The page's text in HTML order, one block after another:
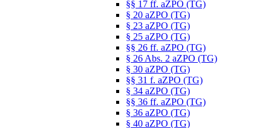
§§ 17 ff. aZPO (TG)
§ 20 aZPO (TG)
§ 23 aZPO (TG)
§ 25 aZPO (TG)
§§ 26 ff. aZPO (TG)
§ 26 Abs. 2 aZPO (TG)
§ 30 aZPO (TG)
§§ 31 f. aZPO (TG)
§ 34 aZPO (TG)
§§ 36 ff. aZPO (TG)
§ 36 aZPO (TG)
§ 40 aZPO (TG)